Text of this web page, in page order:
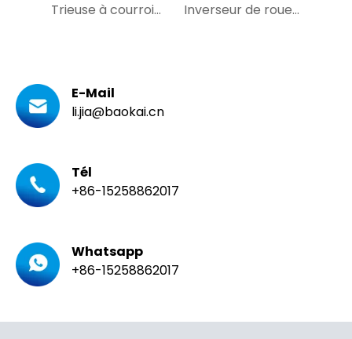
Trieuse à courroie croisée à boucle personnalisée largement utilisée avec DWS pour vêtements, Express Inverseur de roue de trieuse à roues pivotantes pour le tri des itinéraires
E-Mail
li.jia@baokai.cn
Tél
+86-15258862017
Whatsapp
+86-15258862017